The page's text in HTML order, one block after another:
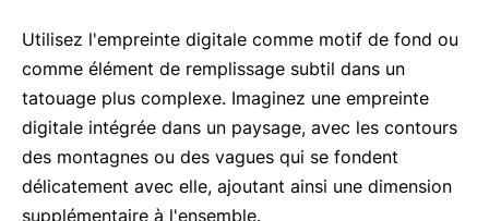
Utilisez l'empreinte digitale comme motif de fond ou
comme élément de remplissage subtil dans un
tatouage plus complexe. Imaginez une empreinte
digitale intégrée dans un paysage, avec les contours
des montagnes ou des vagues qui se fondent
délicatement avec elle, ajoutant ainsi une dimension
supplémentaire à l'ensemble.